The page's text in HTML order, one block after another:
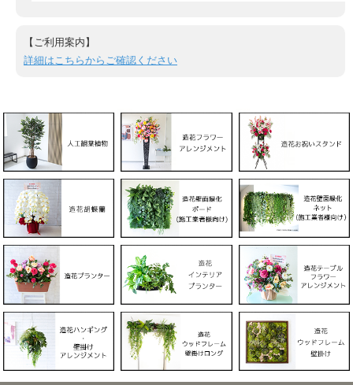
【ご利用案内】
詳細はこちらからご確認ください